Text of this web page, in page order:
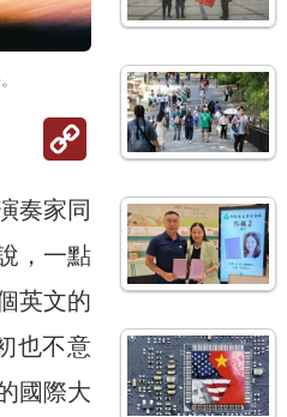
Copy
奏家同
，一點
英文的
也不意
國際大